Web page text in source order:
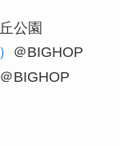
公園
＠BIGHOP
＠BIGHOP